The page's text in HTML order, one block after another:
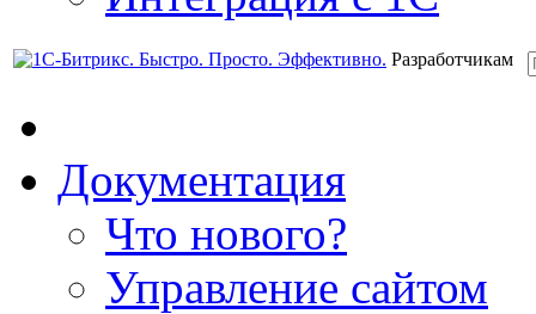
Разработчикам
Документация
Что нового?
Управление сайтом